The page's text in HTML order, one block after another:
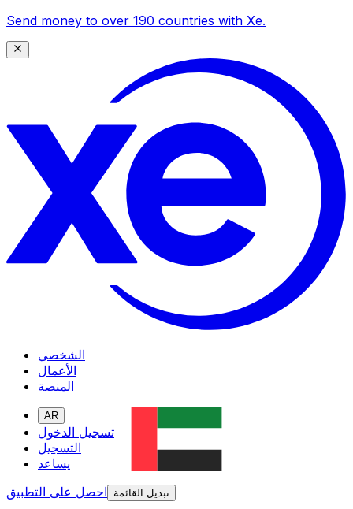
Send money to over 190 countries with Xe.
الشخصي
الأعمال
المنصة
AR
تسجيل الدخول
التسجيل
يساعد
احصل على التطبيق
تبديل القائمة